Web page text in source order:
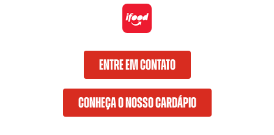
ENTRE EM CONTATO
CONHEÇA O NOSSO CARDÁPIO